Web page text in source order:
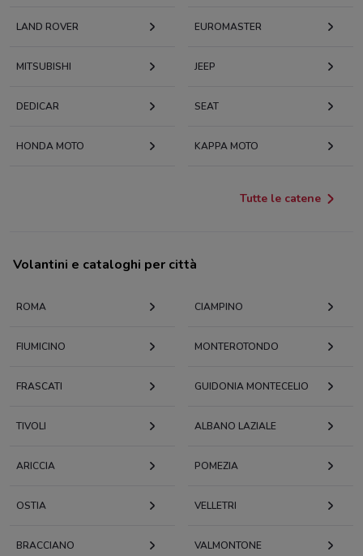
LAND ROVER EUROMASTER
MITSUBISHI JEEP
DEDICAR SEAT
HONDA MOTO KAPPA MOTO
Tutte le catene
Volantini e cataloghi per città
ROMA CIAMPINO
FIUMICINO MONTEROTONDO
FRASCATI GUIDONIA MONTECELIO
TIVOLI ALBANO LAZIALE
ARICCIA POMEZIA
OSTIA VELLETRI
BRACCIANO VALMONTONE